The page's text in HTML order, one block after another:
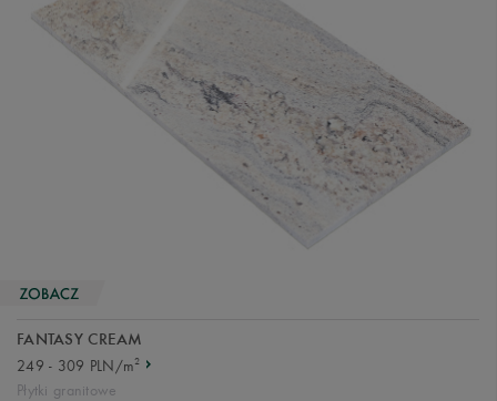
FANTASY CREAM
249 - 309 PLN/m2
Płytki granitowe